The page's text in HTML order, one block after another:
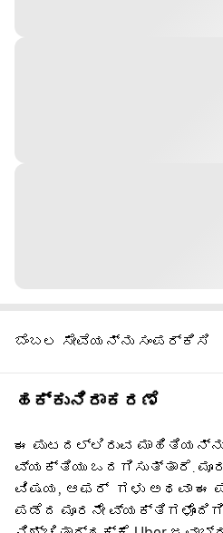
ಬೆಂಬಲ ಸೇವೆಯನ್ನು ಸಂಪರ್ಕಿಸಿ
ಹಕ್ಕುನಿರಾಕರಣೆ
ಈ ಪುಟದಲ್ಲಿರುವ
ವ್ಯಕ್ತಿಯು ಒದಗಿಸುತ್ತಾರೆ.
ವಿಷಯ, ಆಫರ್ ‌ ಗಳು ಅಥವಾ ಈ
ಪಡೆದ ಮೂರನೇ